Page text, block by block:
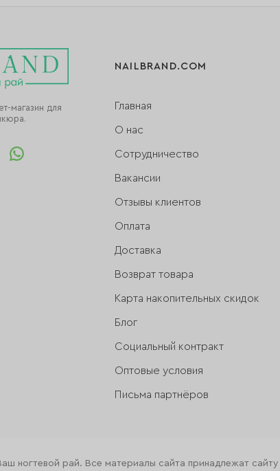
магазин для
NAILBRAND.COM
Главная
О нас
Сотрудничество
Вакансии
Отзывы клиентов
Оплата
Доставка
Возврат товара
Карта накопительных скидок
Блог
Социальный контракт
Оптовые условия
Письма партнёров
ногтевой рай. Все материалы сайта принадлежат сайту